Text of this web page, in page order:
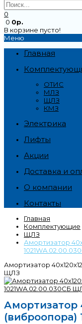
0
0 0р.
В корзине пусто!
Меню
Главная
ОТИС
МЛЗ
ЩЛЗ
КМЗ
Электрика
Лифты
Акции
Доставка и
О компании
Контакты
Главная
Комплектующие
ЩЛЗ
Амортизатор
Амортизатор
ЩЛЗ
Амортизатор
(виброопора)